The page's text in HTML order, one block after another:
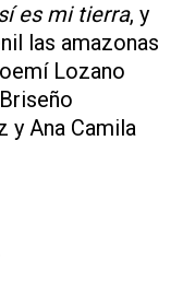
es mi tierra, y
las amazonas
Lozano
y Ana Camila